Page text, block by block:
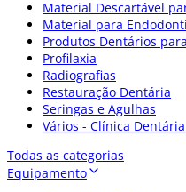
Material Descartável
Material para
Produtos Dentários
Profilaxia
Radiografias
Restauração Dentária
Seringas e Agulhas
Vários - Clínica Dentária
Todas as categorias
Equipamento